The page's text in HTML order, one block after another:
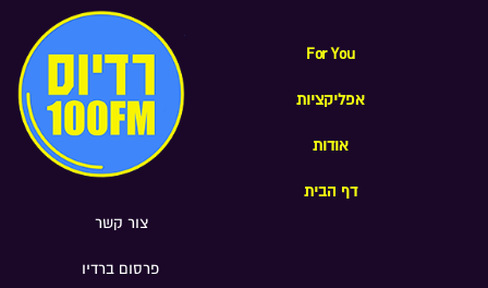
For You
אפליקציות
אודות
דף הבית
צור קשר
פרסום ברדיו